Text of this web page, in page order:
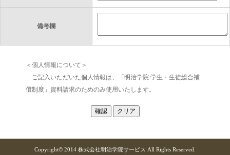
備考欄
＜個人情報について＞
ご記入いただいた個人情報は、「明治学院 学生・生徒総合補
償制度」資料請求のためのみ使用いたします。
Copyright© 2014 株式会社明治学院サービス All Rights Reserved.